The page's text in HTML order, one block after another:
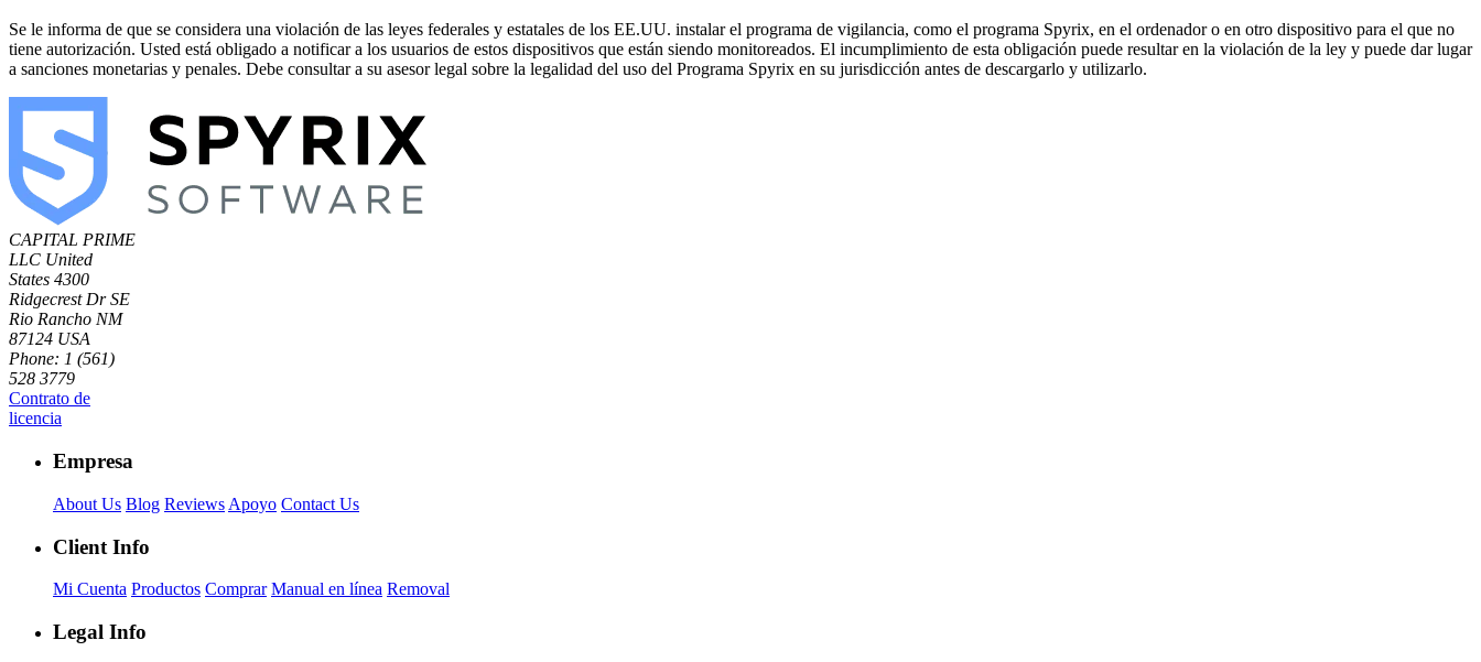
Se le informa de que se considera una violación de las leyes federales y estatales de los EE.UU. instalar el programa de vigilancia, como el programa Spyrix, en el ordenador o en otro dispositivo para el que no
tiene autorización. Usted está obligado a notificar a los usuarios de estos dispositivos que están siendo monitoreados. El incumplimiento de esta obligación puede resultar en la violación de la ley y puede dar lugar
a sanciones monetarias y penales. Debe consultar a su asesor legal sobre la legalidad del uso del Programa Spyrix en su jurisdicción antes de descargarlo y utilizarlo.
CAPITAL PRIME
LLC United
States 4300
Ridgecrest Dr SE
Rio Rancho NM
87124 USA
Phone: 1 (561)
528 3779
Contrato de
licencia
Empresa
About Us Blog Reviews Apoyo Contact Us
Client Info
Mi Cuenta Productos Comprar Manual en línea Removal
Legal Info